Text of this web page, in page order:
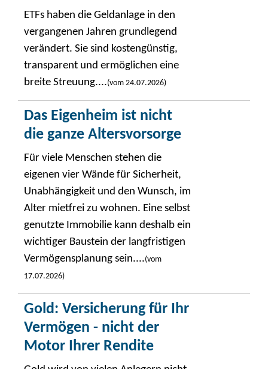
ETFs haben die Geldanlage in den
vergangenen Jahren grundlegend
verändert. Sie sind kostengünstig,
transparent und ermöglichen eine
breite Streuung....(vom 24.07.2026)
Das Eigenheim ist nicht
die ganze Altersvorsorge
Für viele Menschen stehen die
eigenen vier Wände für Sicherheit,
Unabhängigkeit und den Wunsch, im
Alter mietfrei zu wohnen. Eine selbst
genutzte Immobilie kann deshalb ein
wichtiger Baustein der langfristigen
Vermögensplanung sein....(vom
17.07.2026)
Gold: Versicherung für Ihr
Vermögen - nicht der
Motor Ihrer Rendite